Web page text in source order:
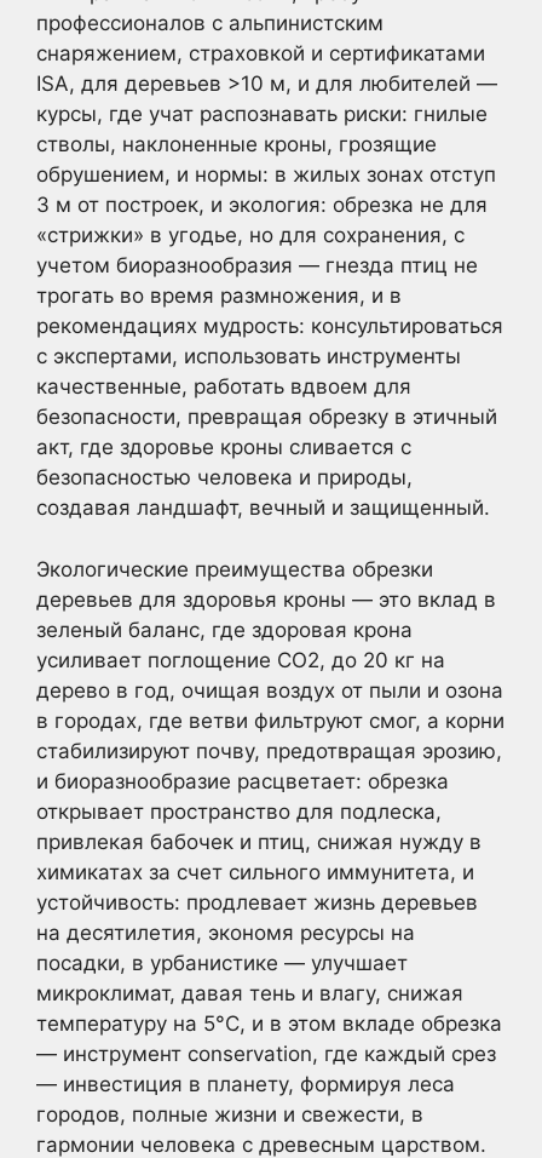
профессионалов с альпинистским
снаряжением, страховкой и сертификатами
ISA, для деревьев >10 м, и для любителей —
курсы, где учат распознавать риски: гнилые
стволы, наклоненные кроны, грозящие
обрушением, и нормы: в жилых зонах отступ
3 м от построек, и экология: обрезка не для
«стрижки» в угодье, но для сохранения, с
учетом биоразнообразия — гнезда птиц не
трогать во время размножения, и в
рекомендациях мудрость: консультироваться
с экспертами, использовать инструменты
качественные, работать вдвоем для
безопасности, превращая обрезку в этичный
акт, где здоровье кроны сливается с
безопасностью человека и природы,
создавая ландшафт, вечный и защищенный.
Экологические преимущества обрезки
деревьев для здоровья кроны — это вклад в
зеленый баланс, где здоровая крона
усиливает поглощение CO2, до 20 кг на
дерево в год, очищая воздух от пыли и озона
в городах, где ветви фильтруют смог, а корни
стабилизируют почву, предотвращая эрозию,
и биоразнообразие расцветает: обрезка
открывает пространство для подлеска,
привлекая бабочек и птиц, снижая нужду в
химикатах за счет сильного иммунитета, и
устойчивость: продлевает жизнь деревьев
на десятилетия, экономя ресурсы на
посадки, в урбанистике — улучшает
микроклимат, давая тень и влагу, снижая
температуру на 5°C, и в этом вкладе обрезка
— инструмент conservation, где каждый срез
— инвестиция в планету, формируя леса
городов, полные жизни и свежести, в
гармонии человека с древесным царством.